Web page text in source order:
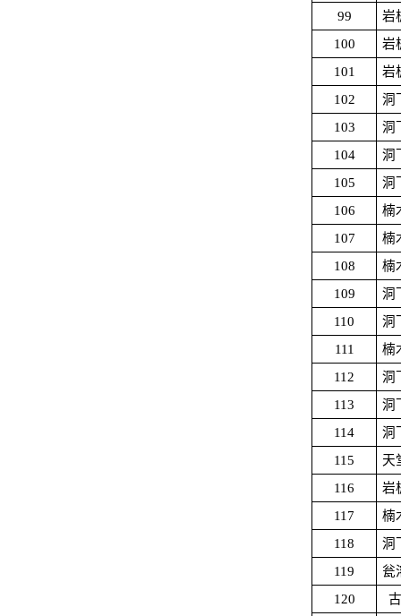
99
岩
100
岩
101
岩
102
洞
103
洞
104
洞
105
洞
106
楠
107
楠
108
楠
109
洞
110
洞
111
楠
112
洞
113
洞
114
洞
115
天
116
岩
117
楠
118
洞
119
瓮
120